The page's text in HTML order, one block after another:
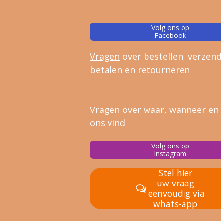
Volg ons op
Facebook
Vragen over bestellen, verz
betalen en retourneren
Vragen over waar, wanneer en
ons vind
Volg ons op
Instagram
Stel hier
uw vraag
eenvoudig via
whats-app